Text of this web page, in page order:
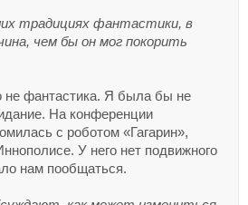
традициях фантастики, в
чем бы он мог покорить
фантастика. Я была бы не
На конференции
с роботом «Гагарин»,
У него нет подвижного
нам пообщаться.